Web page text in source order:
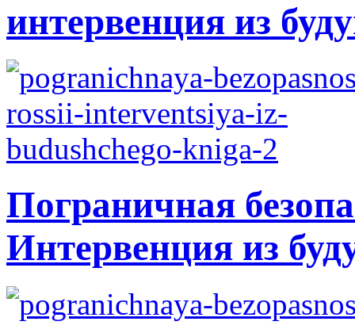
интервенция из
Пограничная
Интервенция из